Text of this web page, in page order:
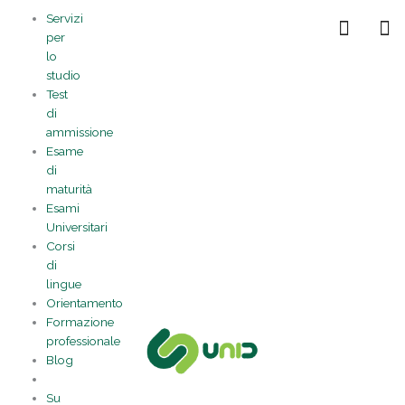
contenuto
Servizi
per
lo
studio
Test
di
ammissione
Esame
di
maturità
Esami
Universitari
Corsi
di
lingue
Orientamento
Formazione
professionale
Blog
Su